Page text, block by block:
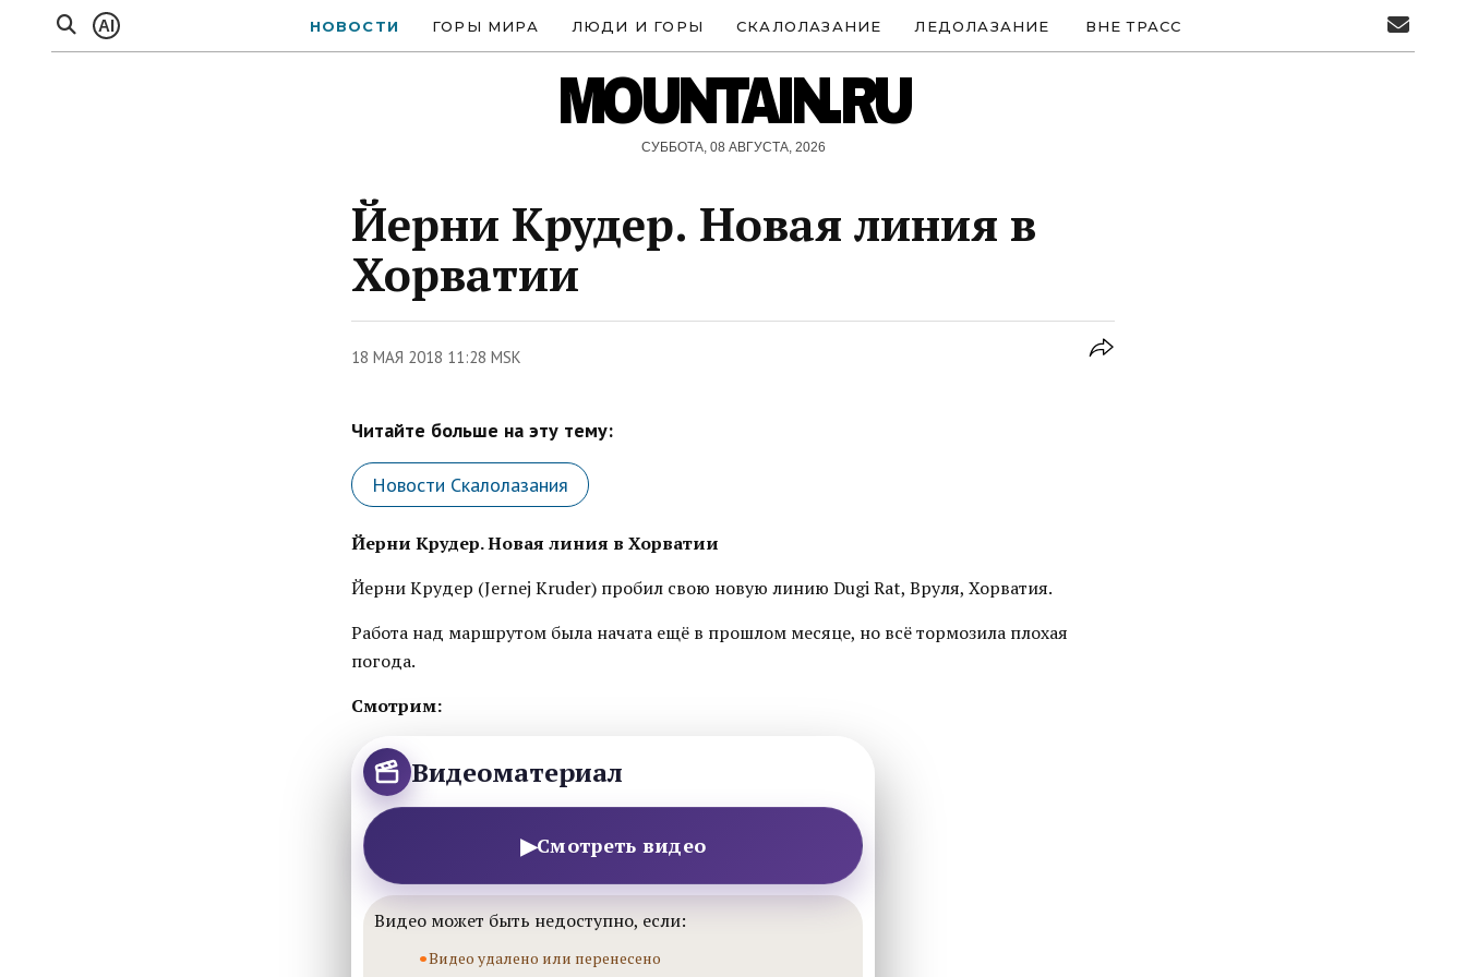
AI НОВОСТИ ГОРЫ МИРА ЛЮДИ И ГОРЫ СКАЛОЛАЗАНИЕ ЛЕДОЛАЗАНИЕ ВНЕ ТРАСС
MOUNTAIN.RU
СУББОТА, 08 АВГУСТА, 2026
Йерни Крудер. Новая линия в
Хорватии
18 МАЯ 2018 11:28 MSK
Читайте больше на эту тему:
Новости Скалолазания
Йерни Крудер. Новая линия в Хорватии
Йерни Крудер (Jernej Kruder) пробил свою новую линию Dugi Rat, Вруля, Хорватия.
Работа над маршрутом была начата ещё в прошлом месяце, но всё тормозила плохая
погода.
Смотрим:
Видеоматериал
▶Смотреть видео
Видео может быть недоступно, если:
Видео удалено или перенесено